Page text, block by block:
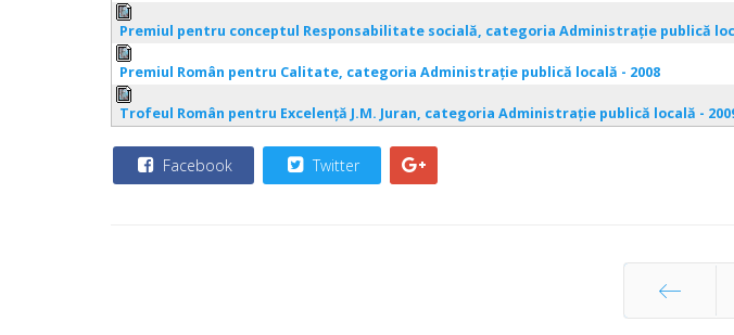
Premiul pentru conceptul Responsabilitate socială, categoria Administraţie publică
Premiul Român pentru Calitate, categoria Administraţie publică locală - 2008
Trofeul Român pentru Excelenţă J.M. Juran, categoria Administraţie publică locală -
Facebook Twitter